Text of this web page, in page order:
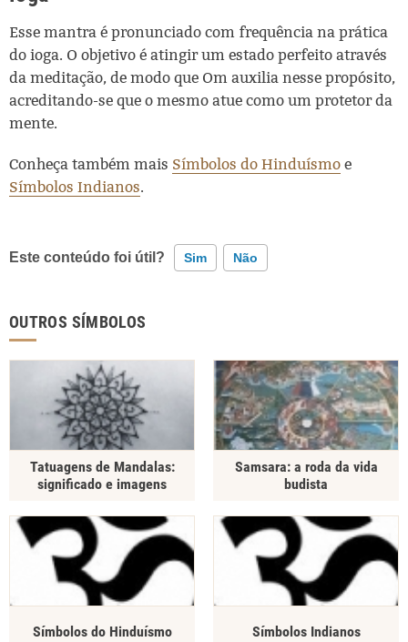
Esse mantra é pronunciado com frequência na prática
do ioga. O objetivo é atingir um estado perfeito através
da meditação, de modo que Om auxilia nesse propósito,
acreditando-se que o mesmo atue como um protetor da
mente.
Conheça também mais Símbolos do Hinduísmo e
Símbolos Indianos.
Este conteúdo foi útil? Sim Não
Este conteúdo contém informação incorreta
Outro
OUTROS SÍMBOLOS
Tatuagens de Mandalas:
significado e imagens
Samsara: a roda da vida
budista
Símbolos do Hinduísmo Símbolos Indianos